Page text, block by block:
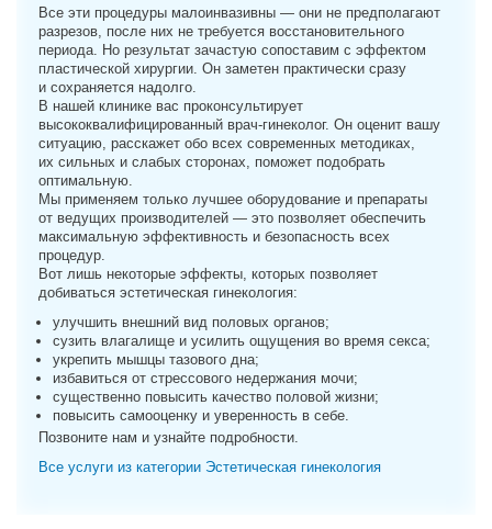
Все эти процедуры малоинвазивны — они не предполагают
разрезов, после них не требуется восстановительного
периода. Но результат зачастую сопоставим с эффектом
пластической хирургии. Он заметен практически сразу
и сохраняется надолго.
В нашей клинике вас проконсультирует
высококвалифицированный врач-гинеколог. Он оценит вашу
ситуацию, расскажет обо всех современных методиках,
их сильных и слабых сторонах, поможет подобрать
оптимальную.
Мы применяем только лучшее оборудование и препараты
от ведущих производителей — это позволяет обеспечить
максимальную эффективность и безопасность всех
процедур.
Вот лишь некоторые эффекты, которых позволяет
добиваться эстетическая гинекология:
улучшить внешний вид половых органов;
сузить влагалище и усилить ощущения во время секса;
укрепить мышцы тазового дна;
избавиться от стрессового недержания мочи;
существенно повысить качество половой жизни;
повысить самооценку и уверенность в себе.
Позвоните нам и узнайте подробности.
Все услуги из категории Эстетическая гинекология